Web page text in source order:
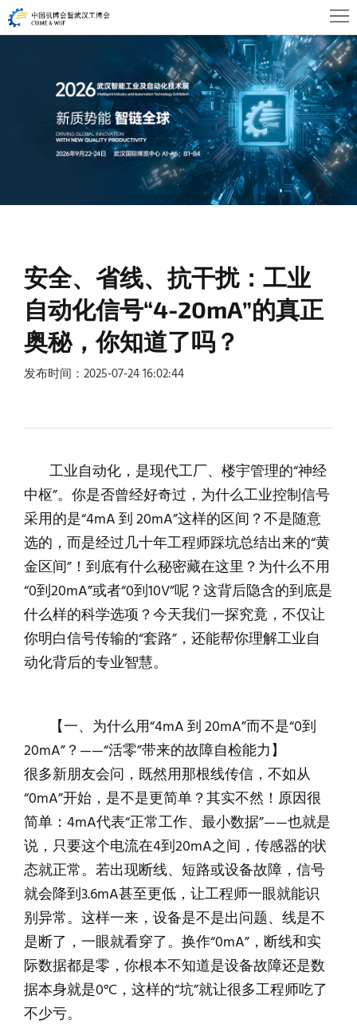
首
动
新
安全、省线、抗干扰：工业
自动化信号“4-20mA”的真正
奥秘，你知道了吗？
发布时间：2025-07-24 16:02:44
工业自动化，是现代工厂、楼宇管理的“神经
中枢”。你是否曾经好奇过，为什么工业控制信号
采用的是“4mA 到 20mA”这样的区间？不是随意
选的，而是经过几十年工程师踩坑总结出来的“黄
金区间”！到底有什么秘密藏在这里？为什么不用
“0到20mA”或者“0到10V”呢？这背后隐含的到底是
什么样的科学选项？今天我们一探究竟，不仅让
你明白信号传输的“套路”，还能帮你理解工业自
动化背后的专业智慧。
【一、为什么用“4mA 到 20mA”而不是“0到
20mA”？——“活零”带来的故障自检能力】
很多新朋友会问，既然用那根线传信，不如从
“0mA”开始，是不是更简单？其实不然！原因很
简单：4mA代表“正常工作、最小数据”——也就是
说，只要这个电流在4到20mA之间，传感器的状
态就正常。若出现断线、短路或设备故障，信号
就会降到3.6mA甚至更低，让工程师一眼就能识
别异常。这样一来，设备是不是出问题、线是不
是断了，一眼就看穿了。换作“0mA”，断线和实
际数据都是零，你根本不知道是设备故障还是数
据本身就是0°C，这样的“坑”就让很多工程师吃了
不少亏。